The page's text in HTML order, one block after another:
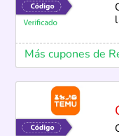
Más cupones de